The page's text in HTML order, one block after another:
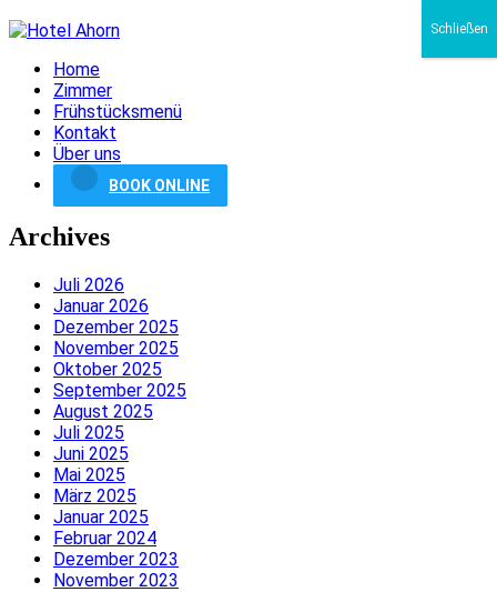
Home
Zimmer
Frühstücksmenü
Kontakt
Über uns
BOOK ONLINE
Archives
Juli 2026
Januar 2026
Dezember 2025
November 2025
Oktober 2025
September 2025
August 2025
Juli 2025
Juni 2025
Mai 2025
März 2025
Januar 2025
Februar 2024
Dezember 2023
November 2023
Schließen